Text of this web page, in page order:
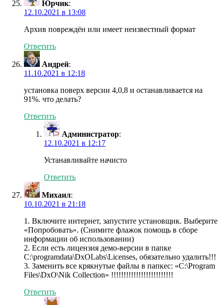
Юрчик:
12.10.2021 в 13:08
Архив повреждён или имеет неизвестный формат
Ответить
Андрей:
11.10.2021 в 12:18
установка поверх версии 4,0,8 и останавливается на
91%. что делать?
Ответить
Администратор:
12.10.2021 в 12:17
Устанавливайте начисто
Ответить
Михаил:
10.10.2021 в 21:18
1. Включите интернет, запустите установщик. Выберите
«Попробовать». (Снимите флажок помощь в сборе
информации об использовании)
2. Если есть лицензия демо-версии в папке
C:\programdata\DxOLabs\Licenses, обязательно удалить!!!
3. Заменить все крякнутые файлы в папкеc: «C:\Program
Files\DxO\Nik Collection» !!!!!!!!!!!!!!!!!!!!!!!!!
Ответить